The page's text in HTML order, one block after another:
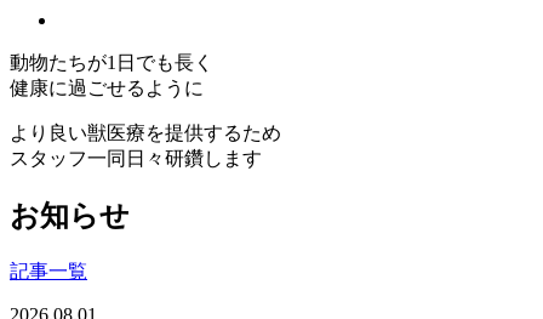
動物たちが1日でも長く
健康に過ごせるように
より良い獣医療を提供するため
スタッフ一同日々研鑽します
お知らせ
記事一覧
2026.08.01